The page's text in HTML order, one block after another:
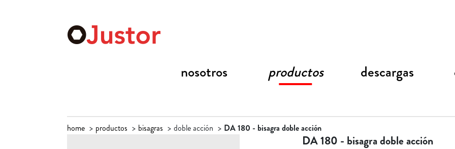
nosotros productos descargas
home productos bisagras doble acción DA 180 - bisagra doble acción
DA 180 - bisagra doble acción